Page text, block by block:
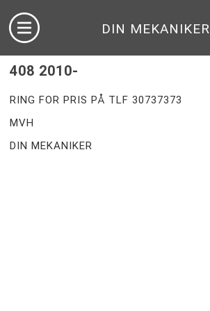
DIN MEKANIKER
408 2010-
RING FOR PRIS PÅ TLF 30737373
MVH
DIN MEKANIKER